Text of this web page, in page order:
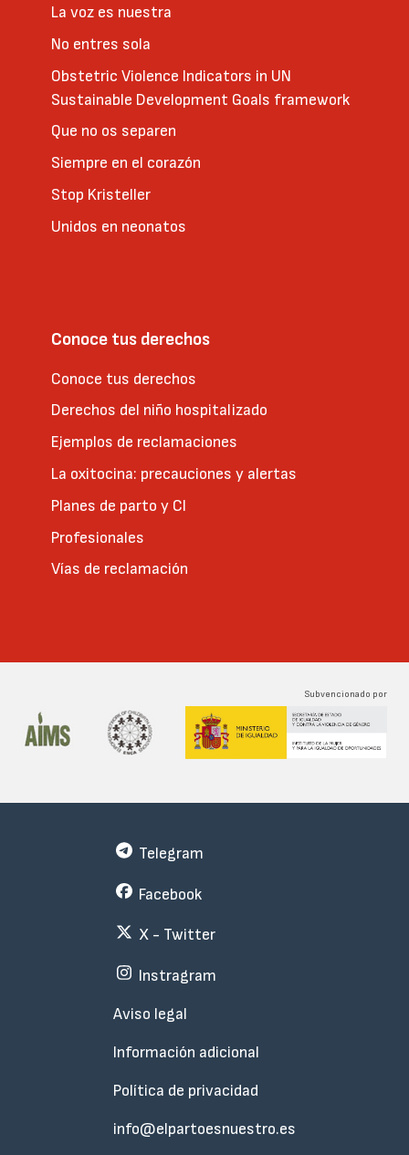
La voz es nuestra
No entres sola
Obstetric Violence Indicators in UN
Sustainable Development Goals framework
Que no os separen
Siempre en el corazón
Stop Kristeller
Unidos en neonatos
Conoce tus derechos
Conoce tus derechos
Derechos del niño hospitalizado
Ejemplos de reclamaciones
La oxitocina: precauciones y alertas
Planes de parto y CI
Profesionales
Vías de reclamación
Subvencionado por
Subfooter
Telegram
Facebook
X - Twitter
Instragram
Aviso legal
Información adicional
Política de privacidad
info@elpartoesnuestro.es